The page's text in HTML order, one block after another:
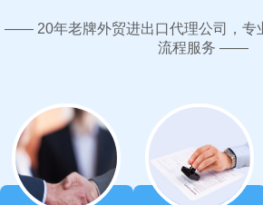
—— 20年老牌外贸进出口代理公司，专
流程服务 ——